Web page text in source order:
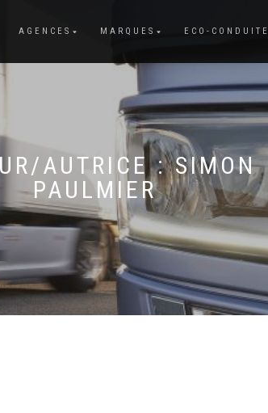
AGENCES MARQUES ECO-CONDUITE
AUTRICE :SIMON
PAULMIER